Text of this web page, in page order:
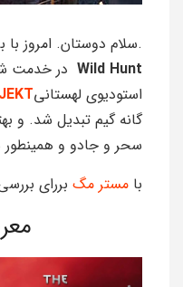
.سلام دوستان. امروز با
Wild Hunt در خدمت
استودیوی لهستانی
گانه گیم تبدیل شد. و
سحر و جادو و همینطور
با مستر مگ بررای